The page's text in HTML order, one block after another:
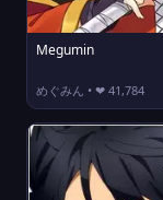
Megumin
めぐみん • ❤ 41,784